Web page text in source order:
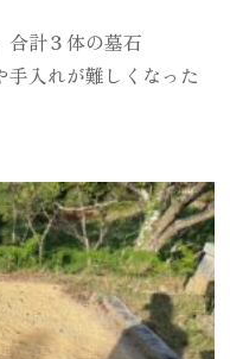
合計３体の墓石
入れが難しくなった